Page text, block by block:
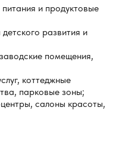
и продуктовые
развития и
помещения,
коттеджные
парковые зоны;
салоны красоты,